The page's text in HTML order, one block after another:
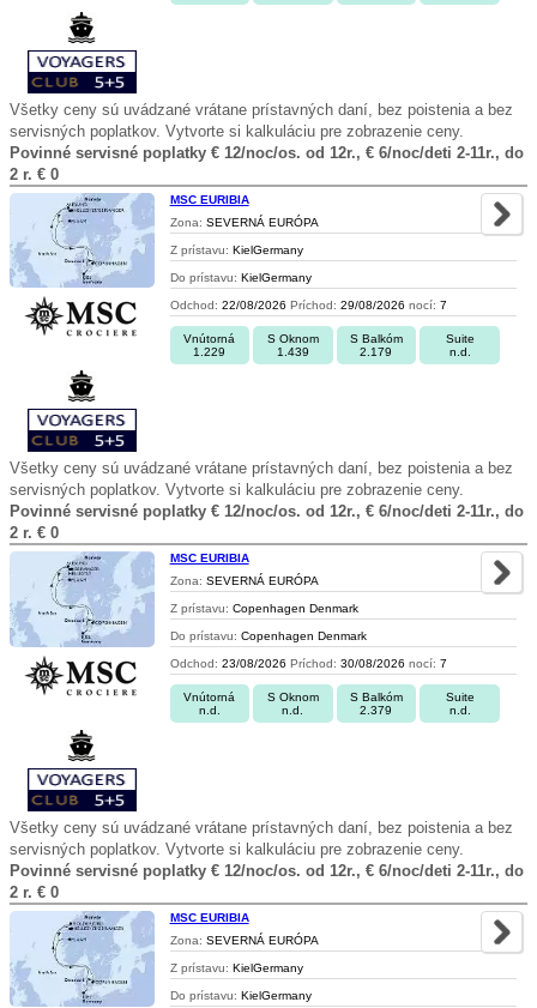
Všetky ceny sú uvádzané vrátane prístavných daní, bez poistenia a bez
servisných poplatkov. Vytvorte si kalkuláciu pre zobrazenie ceny.
Povinné servisné poplatky € 12/noc/os. od 12r., € 6/noc/deti 2-11r., do
2 r. € 0
MSC EURIBIA
Zona: SEVERNÁ EURÓPA
Z prístavu: KielGermany
Do prístavu: KielGermany
Odchod: 22/08/2026 Príchod: 29/08/2026 nocí: 7
Vnútorná
1.229
S Oknom
1.439
S Balkóm
2.179
Suite
n.d.
Všetky ceny sú uvádzané vrátane prístavných daní, bez poistenia a bez
servisných poplatkov. Vytvorte si kalkuláciu pre zobrazenie ceny.
Povinné servisné poplatky € 12/noc/os. od 12r., € 6/noc/deti 2-11r., do
2 r. € 0
MSC EURIBIA
Zona: SEVERNÁ EURÓPA
Z prístavu: Copenhagen Denmark
Do prístavu: Copenhagen Denmark
Odchod: 23/08/2026 Príchod: 30/08/2026 nocí: 7
Vnútorná
n.d.
S Oknom
n.d.
S Balkóm
2.379
Suite
n.d.
Všetky ceny sú uvádzané vrátane prístavných daní, bez poistenia a bez
servisných poplatkov. Vytvorte si kalkuláciu pre zobrazenie ceny.
Povinné servisné poplatky € 12/noc/os. od 12r., € 6/noc/deti 2-11r., do
2 r. € 0
MSC EURIBIA
Zona: SEVERNÁ EURÓPA
Z prístavu: KielGermany
Do prístavu: KielGermany